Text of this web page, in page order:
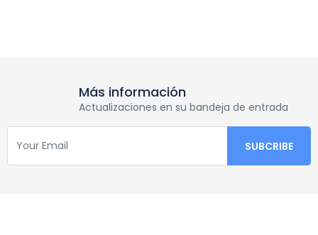
Más información
Actualizaciones en su bandeja de entrada